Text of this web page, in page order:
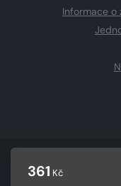
361 Kč
Informace o